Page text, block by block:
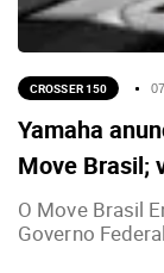
CROSSER 150
Yamaha
Move Brasil;
O Move Brasil
Governo